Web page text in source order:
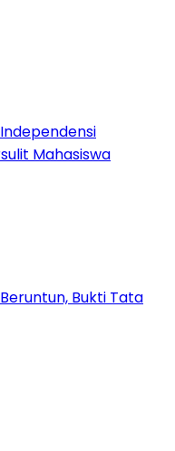
Mahasiswa
Bukti Tata